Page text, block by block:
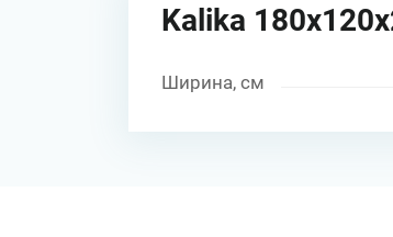
Kalika
Ширина, см